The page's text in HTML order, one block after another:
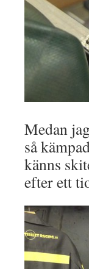
Medan
så
känns
efter ett